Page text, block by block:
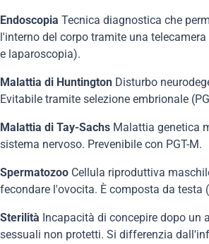
Endoscopia Tecnica diagnostica che
l'interno del corpo tramite una
e laparoscopia).
Malattia di Huntington Disturbo
Evitabile tramite selezione embrionale
Malattia di Tay-Sachs Malattia genetica
sistema nervoso. Prevenibile con PGT-M.
Spermatozoo Cellula riproduttiva
fecondare l'ovocita. È composta da testa
Sterilità Incapacità di concepire dopo un
sessuali non protetti. Si differenzia